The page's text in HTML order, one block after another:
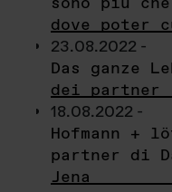
dove poter
23.08.2022 -
Das ganze
dei partner
18.08.2022 -
Hofmann +
partner di
Jena